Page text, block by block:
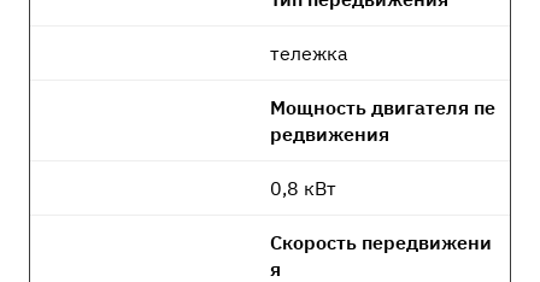
тележка
Мощность двигателя пе
редвижения
0,8 кВт
Скорость передвижени
я